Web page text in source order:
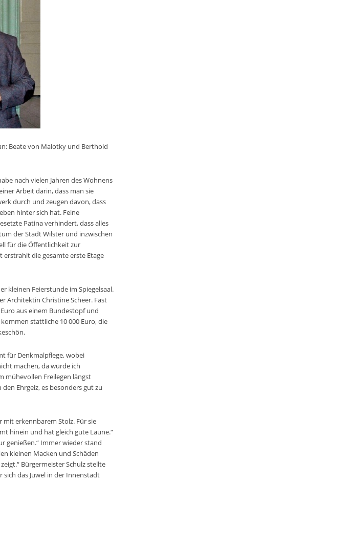
Beate von Malotky und Berthold
nach vielen Jahren des Wohnens
Arbeit darin, dass man sie
durch und zeugen davon, dass
hinter sich hat. Feine
Patina verhindert, dass alles
der Stadt Wilster und inzwischen
für die Öffentlichkeit zur
erstrahlt die gesamte erste Etage
kleinen Feierstunde im Spiegelsaal.
Architektin Christine Scheer. Fast
aus einem Bundestopf und
stattliche 10 000 Euro, die
für Denkmalpflege, wobei
machen, da würde ich
mühevollen Freilegen längst
Ehrgeiz, es besonders gut zu
mit erkennbarem Stolz. Für sie
hinein und hat gleich gute Laune.“
genießen.“ Immer wieder stand
kleinen Macken und Schäden
Bürgermeister Schulz stellte
sich das Juwel in der Innenstadt